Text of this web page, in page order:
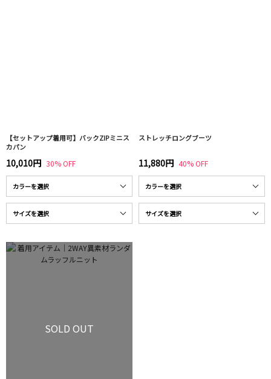
【セットアップ着用可】バックZIPミニス
カパン
10,010円 30% OFF
ストレッチロングブーツ
11,880円 40% OFF
SOLD OUT